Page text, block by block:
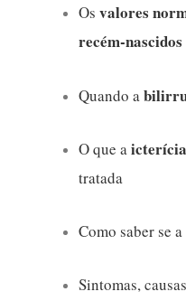
Osvalores
recém-nascidos
Quando a
O que aicterícia
tratada
Como saber se a
Sintomas,